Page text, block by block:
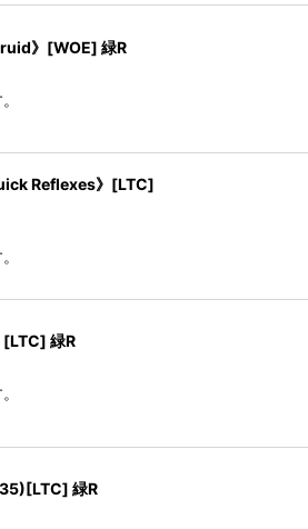
》[WOE] 緑R
Reflexes》[LTC]
[LTC] 緑R
緑R